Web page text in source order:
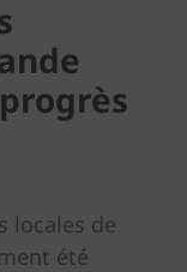
locales de
été